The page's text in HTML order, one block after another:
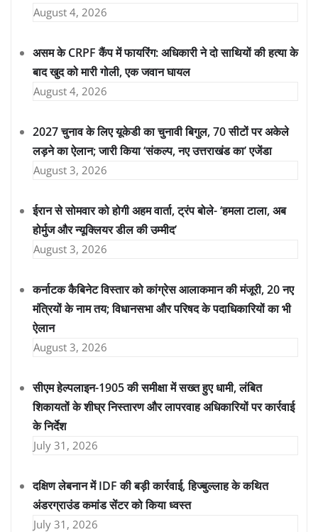
August 4, 2026
असम के CRPF कैंप में फायरिंग: अधिकारी ने दो साथियों की हत्या के
बाद खुद को मारी गोली, एक जवान घायल
August 4, 2026
2027 चुनाव के लिए यूकेडी का चुनावी बिगुल, 70 सीटों पर अकेले
लड़ने का ऐलान; जारी किया ‘संकल्प, नए उत्तराखंड का’ एजेंडा
August 3, 2026
ईरान से सोमवार को होगी अहम वार्ता, ट्रंप बोले- ‘हमला टाला, अब
होर्मुज और न्यूक्लियर डील की उम्मीद’
August 3, 2026
कर्नाटक कैबिनेट विस्तार को कांग्रेस आलाकमान की मंजूरी, 20 नए
मंत्रियों के नाम तय; विधानसभा और परिषद के पदाधिकारियों का भी
ऐलान
August 3, 2026
सीएम हेल्पलाइन-1905 की समीक्षा में सख्त हुए धामी, लंबित
शिकायतों के शीघ्र निस्तारण और लापरवाह अधिकारियों पर कार्रवाई
के निर्देश
July 31, 2026
दक्षिण लेबनान में IDF की बड़ी कार्रवाई, हिज्बुल्लाह के कथित
अंडरग्राउंड कमांड सेंटर को किया ध्वस्त
July 31, 2026